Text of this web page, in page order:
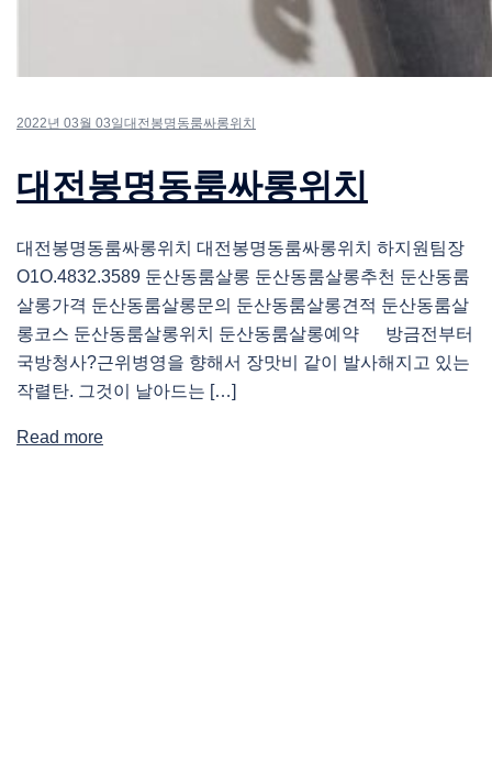
2022년 03월 03일 대전봉명동룸싸롱위치
대전봉명동룸싸롱위치
대전봉명동룸싸롱위치 대전봉명동룸싸롱위치 하지원팀장
O1O.4832.3589 둔산동룸살롱 둔산동룸살롱추천 둔산동룸
살롱가격 둔산동룸살롱문의 둔산동룸살롱견적 둔산동룸살
롱코스 둔산동룸살롱위치 둔산동룸살롱예약 방금전부터
국방청사?근위병영을 향해서 장맛비 같이 발사해지고 있는
작렬탄. 그것이 날아드는 […]
Read more